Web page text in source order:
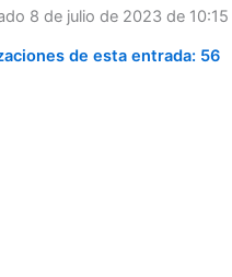
8 de julio de 2023 de
de esta entrada: 56